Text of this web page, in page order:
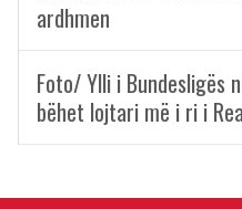
ardhmen
Foto/ Ylli i
bëhet lojtari më i ri i